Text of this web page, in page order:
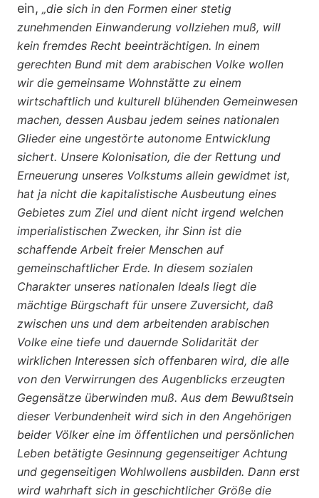
ein, „die sich in den Formen einer stetig
zunehmenden Einwanderung vollziehen muß, will
kein fremdes Recht beeinträchtigen. In einem
gerechten Bund mit dem arabischen Volke wollen
wir die gemeinsame Wohnstätte zu einem
wirtschaftlich und kulturell blühenden Gemeinwesen
machen, dessen Ausbau jedem seines nationalen
Glieder eine ungestörte autonome Entwicklung
sichert. Unsere Kolonisation, die der Rettung und
Erneuerung unseres Volkstums allein gewidmet ist,
hat ja nicht die kapitalistische Ausbeutung eines
Gebietes zum Ziel und dient nicht irgend welchen
imperialistischen Zwecken, ihr Sinn ist die
schaffende Arbeit freier Menschen auf
gemeinschaftlicher Erde. In diesem sozialen
Charakter unseres nationalen Ideals liegt die
mächtige Bürgschaft für unsere Zuversicht, daß
zwischen uns und dem arbeitenden arabischen
Volke eine tiefe und dauernde Solidarität der
wirklichen Interessen sich offenbaren wird, die alle
von den Verwirrungen des Augenblicks erzeugten
Gegensätze überwinden muß. Aus dem Bewußtsein
dieser Verbundenheit wird sich in den Angehörigen
beider Völker eine im öffentlichen und persönlichen
Leben betätigte Gesinnung gegenseitiger Achtung
und gegenseitigen Wohlwollens ausbilden. Dann erst
wird wahrhaft sich in geschichtlicher Größe die